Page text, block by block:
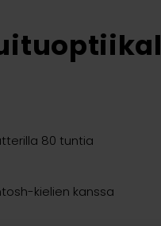
80 tuntia
kielien kanssa